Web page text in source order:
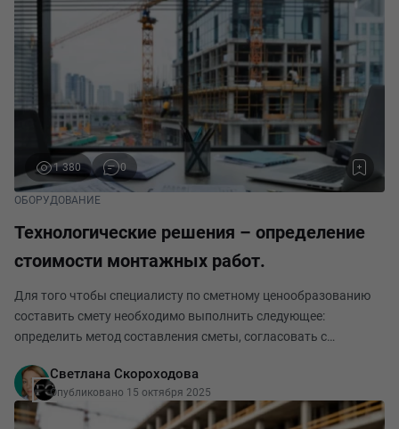
1 380 0
ОБОРУДОВАНИЕ
Технологические решения – определение
стоимости монтажных работ.
Для того чтобы специалисту по сметному ценообразованию
составить смету необходимо выполнить следующее:
определить метод составления сметы, согласовать с
ресурсно-индексный, ресурсный, договорные цены; подобра
Светлана Скороходова
Опубликовано 15 октября 2025